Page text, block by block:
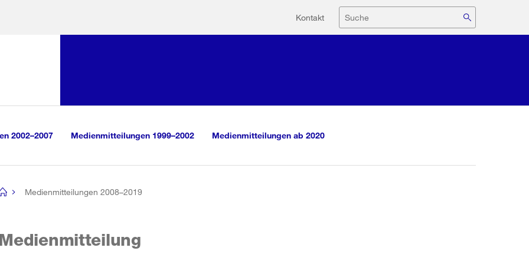
Hilfsnavigation
Kontakt Suche
2002–2007 Medienmitteilungen 1999–2002 Medienmitteilungen ab 2020
Medienmitteilungen 2008–2019